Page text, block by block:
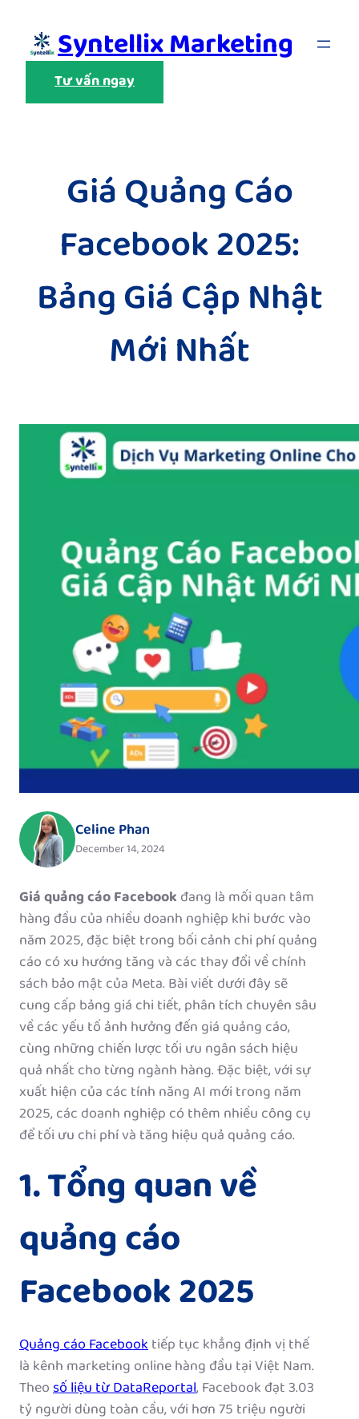
content Syntellix Marketing
Tư vấn ngay
Giá Quảng Cáo
Facebook 2025:
Bảng Giá Cập Nhật
Mới Nhất
Celine Phan
December 14, 2024
Giá quảng cáo Facebook đang là mối quan tâm
hàng đầu của nhiều doanh nghiệp khi bước vào
năm 2025, đặc biệt trong bối cảnh chi phí quảng
cáo có xu hướng tăng và các thay đổi về chính
sách bảo mật của Meta. Bài viết dưới đây sẽ
cung cấp bảng giá chi tiết, phân tích chuyên sâu
về các yếu tố ảnh hưởng đến giá quảng cáo,
cùng những chiến lược tối ưu ngân sách hiệu
quả nhất cho từng ngành hàng. Đặc biệt, với sự
xuất hiện của các tính năng AI mới trong năm
2025, các doanh nghiệp có thêm nhiều công cụ
để tối ưu chi phí và tăng hiệu quả quảng cáo.
1. Tổng quan về
quảng cáo
Facebook 2025
Quảng cáo Facebooktiếp tục khẳng định vị thế
là kênh marketing online hàng đầu tại Việt Nam.
Theosố liệu từ DataReportal, Facebook đạt 3.03
tỷ người dùng toàn cầu, với hơn 75 triệu người